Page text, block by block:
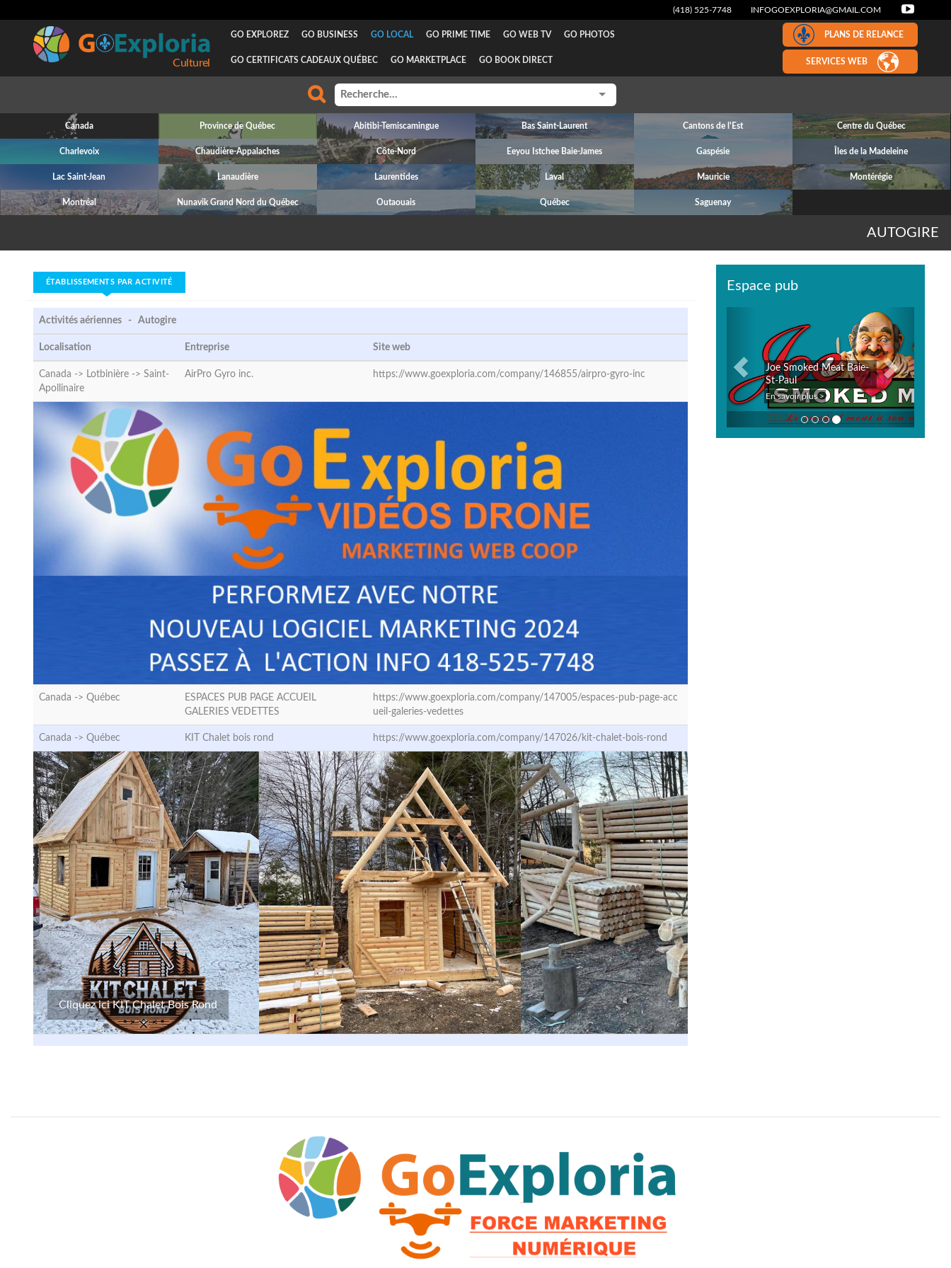
(418) 525-7748 INFOGOEXPLORIA@GMAIL.COM
Designer
GO EXPLOREZ GO BUSINESS GO LOCAL GO PRIME TIME GO WEB TV GO PHOTOS
GO CERTIFICATS CADEAUX QUÉBEC GO MARKETPLACE GO BOOK DIRECT
PLANS DE RELANCE
SERVICES WEB
Canada Province de Québec Abitibi-Temiscamingue Bas Saint-Laurent Cantons de l'Est Centre du Québec
Charlevoix Chaudière-Appalaches Côte-Nord Eeyou Istchee Baie-James Gaspésie Îles de la Madeleine
Lac Saint-Jean Lanaudière Laurentides Laval Mauricie Montérégie
Montréal Nunavik Grand Nord du Québec Outaouais Québec Saguenay
AUTOGIRE
ÉTABLISSEMENTS PAR ACTIVITÉ
Activités aériennes - Autogire
Localisation Entreprise Site web
Canada -> Lotbinière -> Saint-
Apollinaire
AirPro Gyro inc. https://www.goexploria.com/company/146855/airpro-gyro-inc
Canada -> Québec
ESPACES PUB PAGE ACCUEIL
GALERIES VEDETTES
https://www.goexploria.com/company/147005/espaces-pub-page-acc
ueil-galeries-vedettes
Canada -> Québec KIT Chalet bois rond https://www.goexploria.com/company/147026/kit-chalet-bois-rond
Cliquez ici KIT Chalet Bois Rond
Espace pub
Joe Smoked Meat Baie-
St-Paul
En savoir plus >